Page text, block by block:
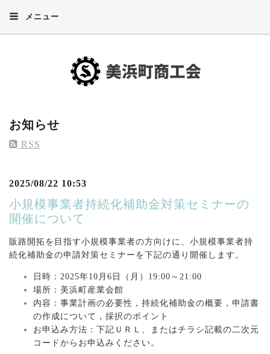
メニュー
お知らせ
RSS
2025/08/22 10:53
小規模事業者持続化補助金対策セミナーの
開催について
販路開拓を目指す小規模事業者の方向けに、小規模事業者持
続化補助金の申請対策セミナーを下記の通り開催します。
日時：2025年10月6日（月）19:00～21:00
場所：美浜町産業会館
内容：事業計画の必要性，持続化補助金の概要，申請書
の作成について，採択のポイント
お申込み方法：下記ＵＲＬ、またはチラシ記載の二次元
コードからお申込みください。